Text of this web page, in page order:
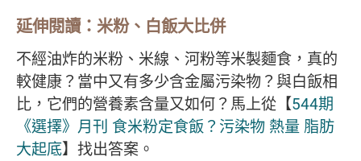
延伸閱讀：米粉、白飯大比併
不經油炸的米粉、米線、河粉等米製麵食，真的
較健康？當中又有多少含金屬污染物？與白飯相
比，它們的營養素含量又如何？馬上從【544期
《選擇》月刊 食米粉定食飯？污染物 熱量 脂肪
大起底】找出答案。